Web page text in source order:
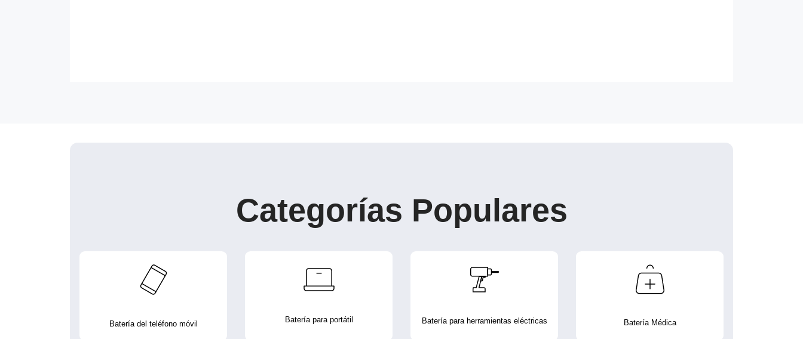
Categorías Populares
Batería del teléfono móvil Batería para portátil Batería para herramientas eléctricas Batería Médica